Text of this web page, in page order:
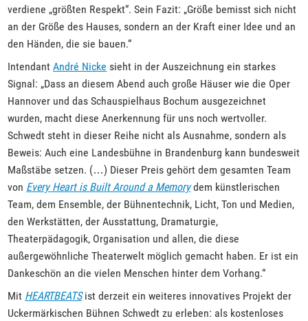
verdiene „größten Respekt“. Sein Fazit: „Größe bemisst sich nicht
an der Größe des Hauses, sondern an der Kraft einer Idee und an
den Händen, die sie bauen.“
IntendantAndré Nicke sieht in der Auszeichnung ein starkes
Signal: „Dass an diesem Abend auch große Häuser wie die Oper
Hannover und das Schauspielhaus Bochum ausgezeichnet
wurden, macht diese Anerkennung für uns noch wertvoller.
Schwedt steht in dieser Reihe nicht als Ausnahme, sondern als
Beweis: Auch eine Landesbühne in Brandenburg kann bundesweit
Maßstäbe setzen. (…) Dieser Preis gehört dem gesamten Team
von Every Heart is Built Around a Memorydem künstlerischen
Team, dem Ensemble, der Bühnentechnik, Licht, Ton und Medien,
den Werkstätten, der Ausstattung, Dramaturgie,
Theaterpädagogik, Organisation und allen, die diese
außergewöhnliche Theaterwelt möglich gemacht haben. Er ist ein
Dankeschön an die vielen Menschen hinter dem Vorhang.“
Mit HEARTBEATSist derzeit ein weiteres innovatives Projekt der
Uckermärkischen Bühnen Schwedt zu erleben: als kostenloses